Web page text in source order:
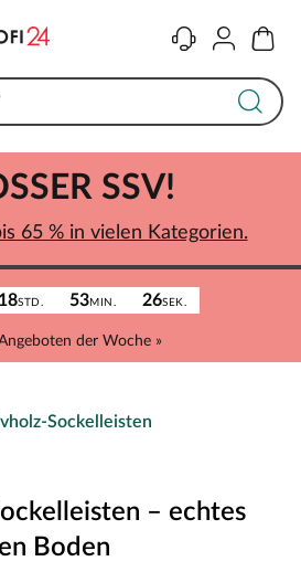
KontaktKonto
18STD. 53MIN. 26SEK.
der Woche »
SSV!
65 % in vielen Kategorien.
Sockelleisten
– echtes
Boden